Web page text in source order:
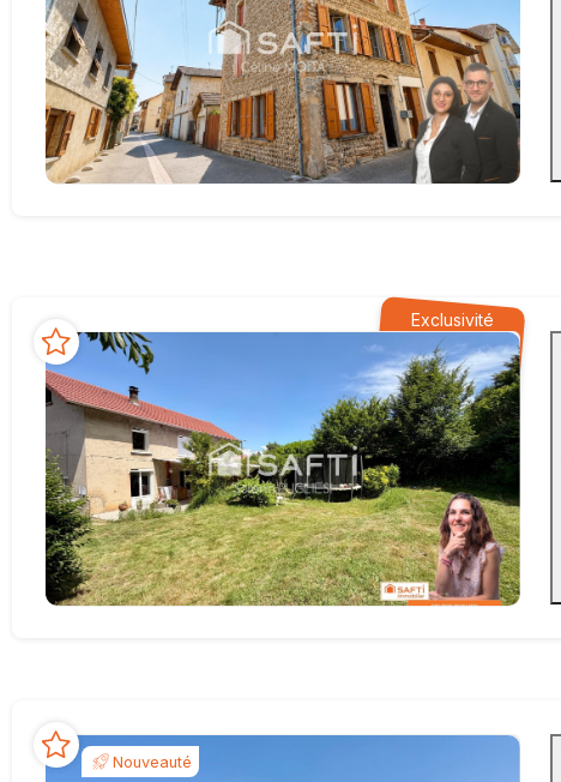
Exclusivité
Nouveauté